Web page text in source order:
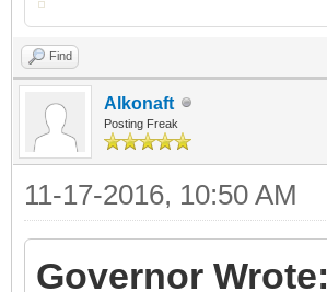
Find
Alkonaft
Posting Freak
11-17-2016, 10:50 AM
Governor Wrote: